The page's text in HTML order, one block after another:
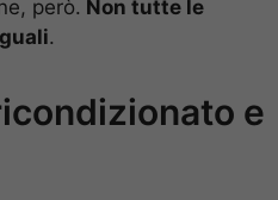
però. Non tutte le
.
e